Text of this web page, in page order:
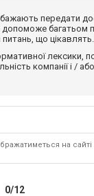
бажають передати
багатьом
що цікавлять.
лексики,
компанії і /
на сайті
0/12